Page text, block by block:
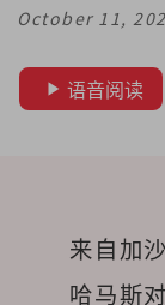
October 11,
语音阅读
来自加
哈马斯